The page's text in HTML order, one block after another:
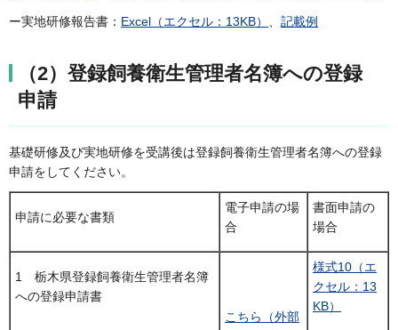
ー実地研修報告書： Excel（エクセル：13KB） 記載例
（2）登録飼養衛生管理者名簿への登録
申請
基礎研修及び実地研修を受講後は登録飼養衛生管理者名簿への登録
申請をしてください。
申請に必要な書類
電子申請の場
合
書面申請の
場合
1 栃木県登録飼養衛生管理者名簿
への登録申請書
こちら（外部
様式10（エ
クセル：13
KB）